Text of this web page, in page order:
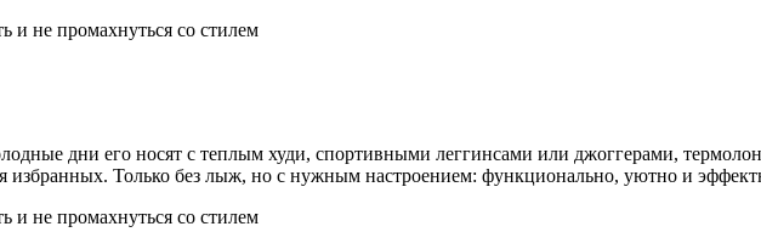
дни его носят с теплым худи, спортивными леггинсами или джоггерами,
избранных. Только без лыж, но с нужным настроением: функционально, уютно и